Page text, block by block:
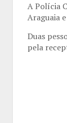
A Polícia
Araguaia
Duas
pela